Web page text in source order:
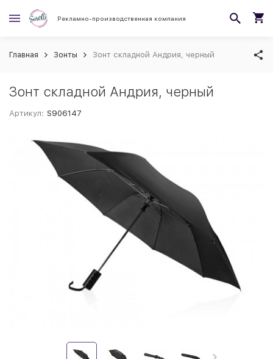
Рекламно-производственная компания
Главная Зонты Зонт складной Андрия, черный
Зонт складной Андрия, черный
Артикул: S906147